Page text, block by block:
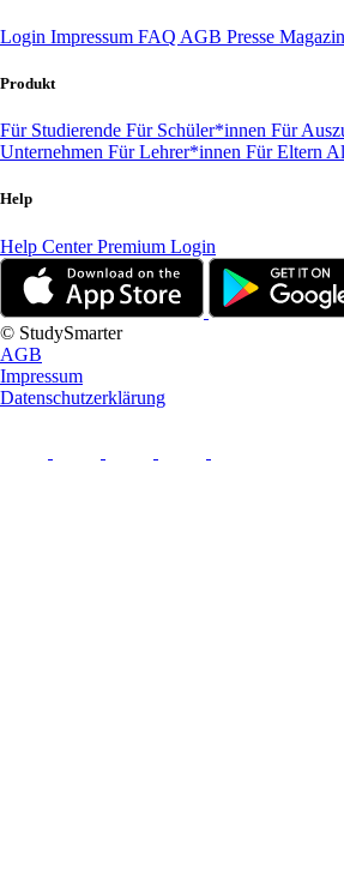
Login Impressum FAQ AGB Presse
Produkt
Für Studierende Für Schüler*innen Für
Unternehmen Für Lehrer*innen Für Eltern
Help
Help CenterPremium Login
© StudySmarter
AGB
Impressum
Datenschutzerklärung